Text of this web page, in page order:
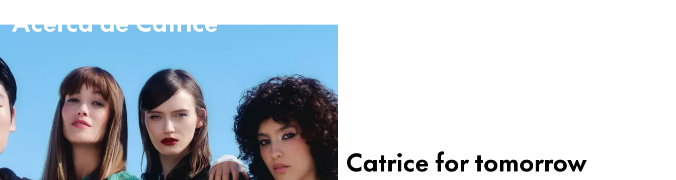
Acerca de Catrice
Catrice for tomorrow